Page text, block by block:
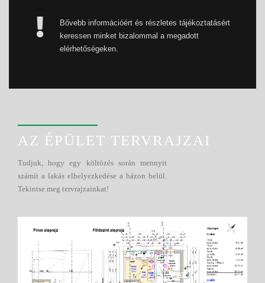
Bővebb információért és részletes tájékoztatásért
keressen minket bizalommal a megadott
elérhetőségeken.
AZ ÉPÜLET TERVRAJZAI
Tudjuk, hogy egy költözés során mennyit
számít a lakás elhelyezkedése a házon belül.
Tekintse meg tervrajzainkat!